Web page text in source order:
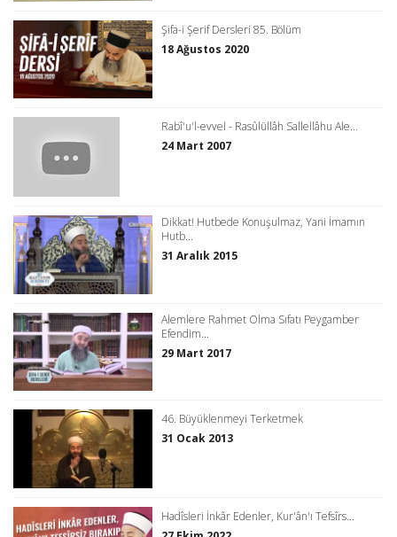
Şifa-i Şerif Dersleri 85. Bölüm
18 Ağustos 2020
Rabî'u'l-evvel - Rasûlüllâh Sallellâhu Ale...
24 Mart 2007
Dikkat! Hutbede Konuşulmaz, Yani İmamın
Hutb...
31 Aralık 2015
Alemlere Rahmet Olma Sıfatı Peygamber
Efendim...
29 Mart 2017
46. Büyüklenmeyi Terketmek
31 Ocak 2013
Hadîsleri İnkâr Edenler, Kur'ân'ı Tefsîrs...